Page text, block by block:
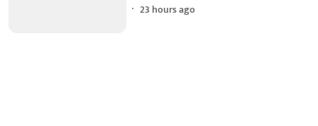
23 hours ago